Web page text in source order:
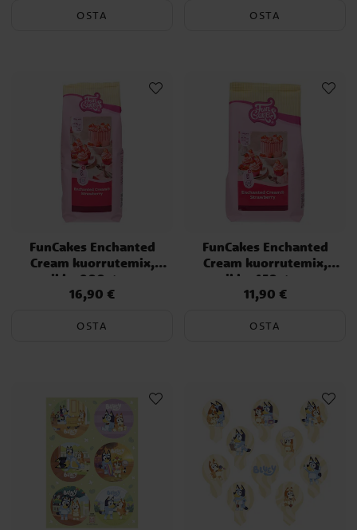
OSTA OSTA
FunCakes Enchanted
Cream kuorrutemix,
mansikka 900 grammaa
Hinta:16,90 €
16,90 €
OSTA
FunCakes Enchanted
Cream kuorrutemix,
mansikka 450 grammaa
Hinta:11,90 €
11,90 €
OSTA